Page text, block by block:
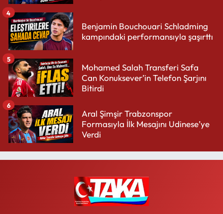
Benjamin Bouchouari Schladming
kampındaki performansıyla şaşırttı
4
Mohamed Salah Transferi Safa
Can Konuksever’in Telefon Şarjını
Bitirdi
5
Aral Şimşir Trabzonspor
Formasıyla İlk Mesajını Udinese’ye
Verdi
6